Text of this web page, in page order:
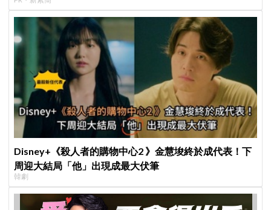
Disney+《殺人者的購物中心2 》金慧埈終於成代表！下
周迎大結局「他」出現成最大伏筆
韓劇